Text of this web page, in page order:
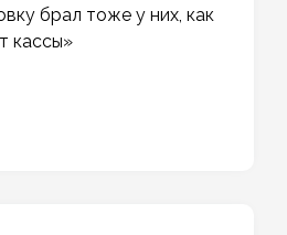
брал тоже у них, как
кассы»